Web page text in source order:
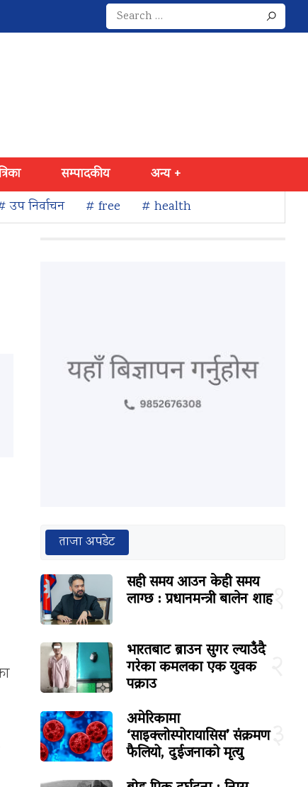
Search
for:
सम्पादकीय
अन्य +
उप निर्वाचन # free # health
ताजा अपडेट
१
सही समय आउन केही समय
लाग्छ : प्रधानमन्त्री बालेन शाह
भारतबाट ब्राउन सुगर ल्याउँदै
गरेका कमलका एक युवक
पक्राउ
३
अमेरिकामा
‘साइक्लोस्पोरायासिस’ संक्रमण
फैलियो, दुईजनाको मृत्यु